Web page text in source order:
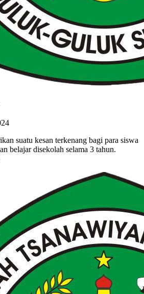
suatu kesan terkenang bagi para siswa
belajar disekolah selama 3 tahun.